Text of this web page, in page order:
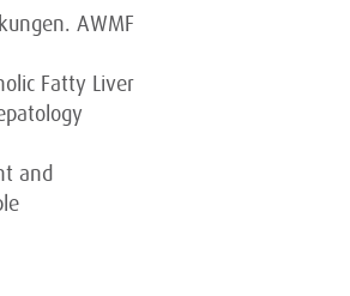
AWMF
Fatty Liver
and